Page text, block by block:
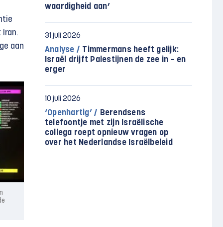
Iran.
aan
waardigheid aan’
31 juli 2026
Analyse / Timmermans heeft gelijk:
Israël drijft Palestijnen de zee in – en
erger
10 juli 2026
‘Openhartig’ / Berendsens
telefoontje met zijn Israëlische
collega roept opnieuw vragen op
over het Nederlandse Israëlbeleid